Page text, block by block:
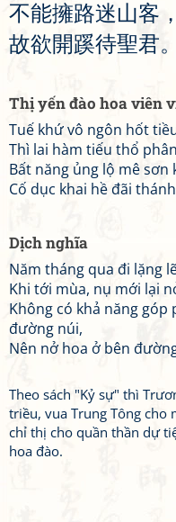
不能擁路迷山客 ，
故欲開蹊待聖君。
Thị yến đào hoa viên
Tuế khứ vô ngôn hốt
Thì lai hàm tiếu thổ
Bất năng ủng lộ mê sơn
Cố dục khai hề đãi
Dịch nghĩa
Năm tháng qua đi lặng
Khi tới mùa, nụ mới lại
Không có khả năng
đường núi,
Nên nở hoa ở bên
Theo sách "Kỷ sự" thì
triều, vua Trung Tông cho
chỉ thị cho quần thần dự
hoa đào.